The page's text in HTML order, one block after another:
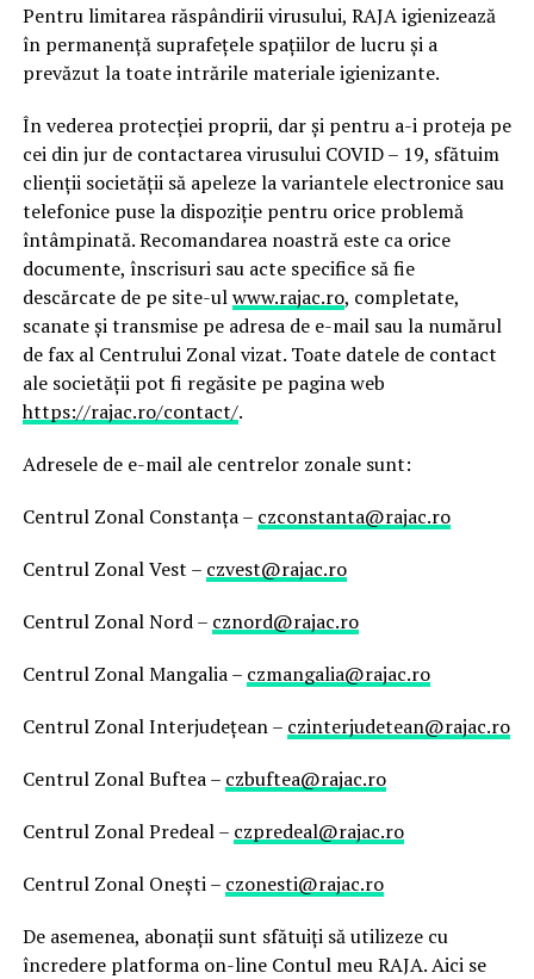
Pentru limitarea răspândirii virusului, RAJA igienizează
în permanență suprafețele spațiilor de lucru și a
prevăzut la toate intrările materiale igienizante.
În vederea protecției proprii, dar și pentru a-i proteja pe
cei din jur de contactarea virusului COVID – 19, sfătuim
clienții societății să apeleze la variantele electronice sau
telefonice puse la dispoziție pentru orice problemă
întâmpinată. Recomandarea noastră este ca orice
documente, înscrisuri sau acte specifice să fie
descărcate de pe site-ulwww.rajac.ro, completate,
scanate și transmise pe adresa de e-mail sau la numărul
de fax al Centrului Zonal vizat. Toate datele de contact
ale societății pot fi regăsite pe pagina web
https://rajac.ro/contact/.
Adresele de e-mail ale centrelor zonale sunt:
Centrul Zonal Constanța – czconstanta@rajac.ro
Centrul Zonal Vest – czvest@rajac.ro
Centrul Zonal Nord – cznord@rajac.ro
Centrul Zonal Mangalia – czmangalia@rajac.ro
Centrul Zonal Interjudețean – czinterjudetean@rajac.ro
Centrul Zonal Buftea – czbuftea@rajac.ro
Centrul Zonal Predeal – czpredeal@rajac.ro
Centrul Zonal Onești – czonesti@rajac.ro
De asemenea, abonații sunt sfătuiți să utilizeze cu
încredere platforma on-line Contul meu RAJA. Aici se